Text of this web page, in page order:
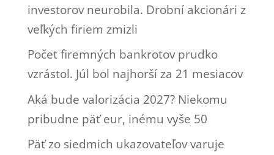
investorov neurobila. Drobní akcionári z
veľkých firiem zmizli
Počet firemných bankrotov prudko
vzrástol. Júl bol najhorší za 21 mesiacov
Aká bude valorizácia 2027? Niekomu
pribudne päť eur, inému vyše 50
Päť zo siedmich ukazovateľov varuje